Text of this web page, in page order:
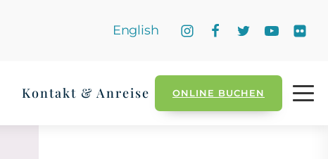
English
Kontakt & Anreise ONLINE BUCHEN